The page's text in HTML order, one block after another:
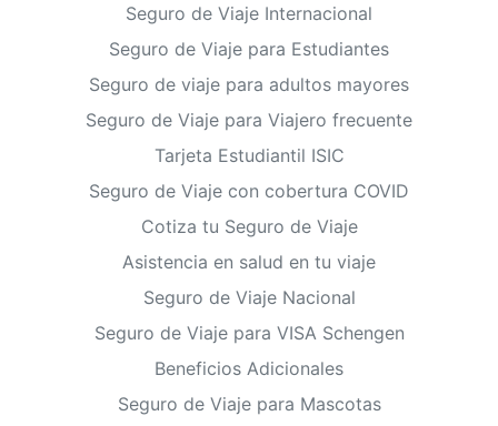
Seguro de Viaje Internacional
Seguro de Viaje para Estudiantes
Seguro de viaje para adultos mayores
Seguro de Viaje para Viajero frecuente
Tarjeta Estudiantil ISIC
Seguro de Viaje con cobertura COVID
Cotiza tu Seguro de Viaje
Asistencia en salud en tu viaje
Seguro de Viaje Nacional
Seguro de Viaje para VISA Schengen
Beneficios Adicionales
Seguro de Viaje para Mascotas